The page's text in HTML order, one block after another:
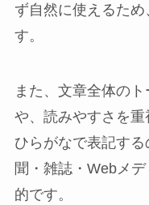
ず自然に使えるた
す。
また、文章全体の
や、読みやすさを
ひらがなで表記す
聞・雑誌・Webメ
的です。